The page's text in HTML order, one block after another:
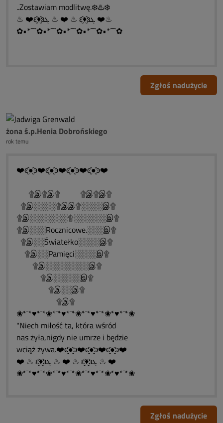
..Zostawiam modlitwę.❄️♨️❄️
♨ ❤️ԑ̮̑♦̮̑ɜܓ ♨ ❤️ ♨ ԑ̮̑♦̮̑ɜܓ ❤️♨
✿•*´¯`✿•*´¯`✿•*´¯`✿•*´¯`✿•*´¯`✿
Zgłoś nadużycie
żona ś.p.Henia Dobrońskiego
rok temu
❤️ͼ̮̑●̮̑ͽ❤️ͼ̮̑●̮̑ͽ❤️ͼ̮̑●̮̑ͽ❤️ͼ̮̑●̮̑ͽ❤️
۩இ۩இ۩ ۩இ۩இ۩
۩இ░░░░۩இஇ۩░░░░இ۩
۩இ░░░░░░░۩░░░░░░இ۩
۩இ░░░Rocznicowe.░░░இ۩
۩இ░░Światełko░░░░இ۩
۩இ░░Pamięci░░░░இ۩
۩இ░░░░░░░░இ۩
۩இ░░░░░இ۩
۩இ░░இ۩
۩இ۩
❀*¯*♥*¯*❀*¯*♥*¯*❀*¯*♥*¯*❀*♥*¯*❀
"Niech miłość ta, która wśród
nas żyła,nigdy nie umrze i będzie
wciąż żywa.❤️ͼ̮̑●̮̑ͽ❤️ͼ̮̑●̮̑ͽ❤️ͼ̮̑●̮̑ͽ❤️
❤️ ♨ ԑ̮̑♦̮̑ɜܓ ♨ ❤️ ♨ ԑ̮̑♦̮̑ɜܓ ♨ ❤️
❀*¯*♥*¯*❀*¯*♥*¯*❀*¯*♥*¯*❀*♥*¯*❀
Zgłoś nadużycie